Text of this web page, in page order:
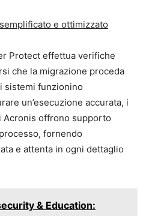
e ottimizzato
Protect effettua verifiche
che la migrazione proceda
sistemi funzionino
un’esecuzione accurata, i
offrono supporto
fornendo
e attenta in ogni dettaglio
& Education: